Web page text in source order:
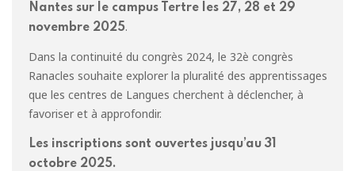
Nantes sur le campus Tertre les 27, 28 et 29
novembre 2025.
Dans la continuité du congrès 2024, le 32è congrès
Ranacles souhaite explorer la pluralité des apprentissages
que les centres de Langues cherchent à déclencher, à
favoriser et à approfondir.
Les inscriptions sont ouvertes jusqu’au 31
octobre 2025.